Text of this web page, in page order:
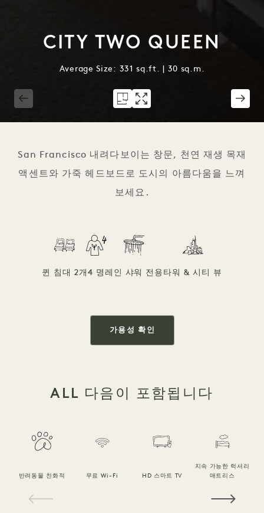
CITY TWO QUEEN
Average Size: 331 sq.ft. | 30 sq.m.
San Francisco 내려다보이는 창문, 천연 재생 목재
액센트와 가죽 헤드보드로 도시의 아름다움을 느껴
보세요.
퀸 침대 2개 4 명 레인 샤워 전용 타워 & 시티 뷰
가용성 확인
ALL 다음이 포함됩니다
반려동물 친화적 무료 Wi-Fi HD 스마트 TV
지속 가능한 럭셔리
매트리스